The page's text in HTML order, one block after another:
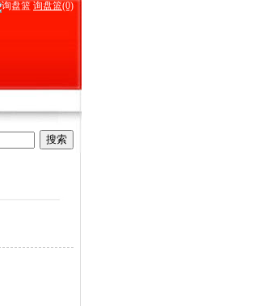
询盘篮(0)